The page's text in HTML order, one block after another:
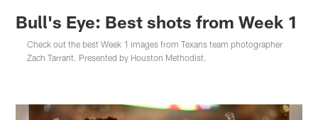
Bull's Eye: Best shots from Week 1
Check out the best Week 1 images from Texans team photographer
Zach Tarrant. Presented by Houston Methodist.